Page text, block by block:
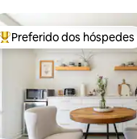
Entre os melhores
Preferido dos hóspedes